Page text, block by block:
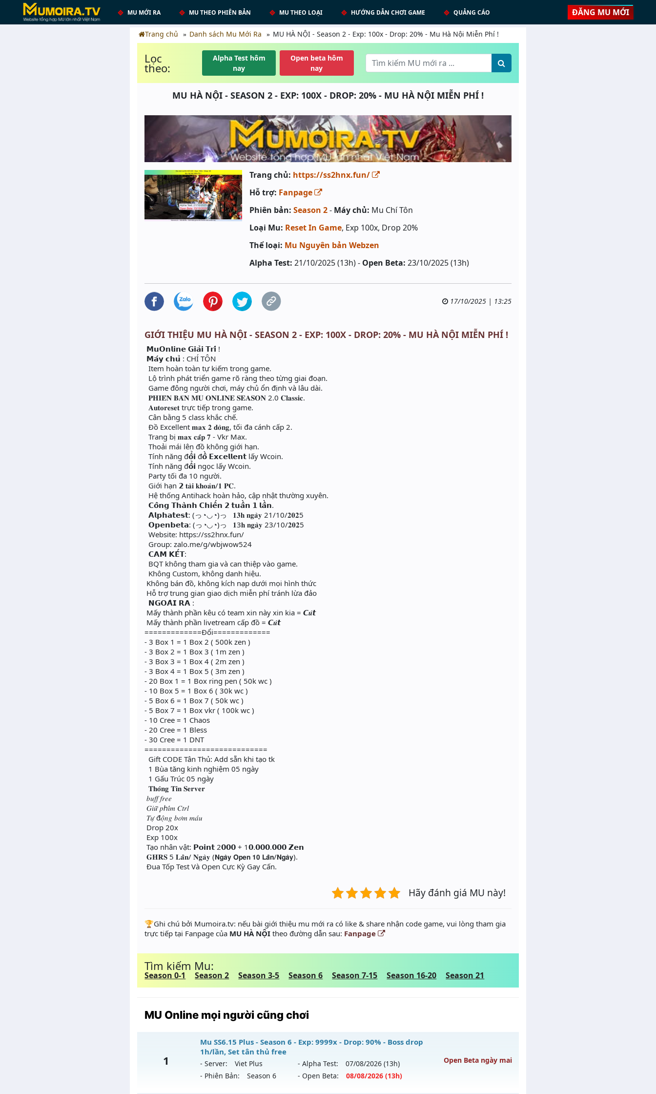
MU MỚI RA MU THEO PHIÊN BẢN MU THEO LOẠI HƯỚNG DẪN CHƠI GAME QUẢNG CÁO ĐĂNG MU MỚI
Trang chủ Danh sách Mu Mới Ra MU HÀ NỘI - Season 2 - Exp: 100x - Drop: 20% - Mu Hà Nội Miễn Phí !
Lọc
theo:
Alpha Test hôm
nay
Open beta hôm
nay
MU HÀ NỘI - SEASON 2 - EXP: 100X - DROP: 20% - MU HÀ NỘI MIỄN PHÍ !
Trang chủ: https://ss2hnx.fun/
Hỗ trợ: Fanpage
Phiên bản: Season 2- Máy chủ: Mu Chí Tôn
Loại Mu: Reset In Game, Exp 100x, Drop 20%
Thể loại: Mu Nguyên bản Webzen
Alpha Test: 21/10/2025 (13h) - Open Beta: 23/10/2025 (13h)
17/10/2025 | 13:25
GIỚI THIỆU MU HÀ NỘI - SEASON 2 - EXP: 100X - DROP: 20% - MU HÀ NỘI MIỄN PHÍ !
𝗠𝘂𝗢𝗻𝗹𝗶𝗻𝗲 𝗚𝗶𝗮̉𝗶 𝗧𝗿𝗶́ !
𝗠𝗮́𝘆 𝗰𝗵𝘂̉ : CHÍ TÔN
Item hoàn toàn tự kiếm trong game.
Lộ trình phát triển game rõ ràng theo từng giai đoạn.
Game đông người chơi, máy chủ ổn định và lâu dài.
𝐏𝐇𝐈𝐄̂𝐍 𝐁𝐀̉𝐍 𝐌𝐔 𝐎𝐍𝐋𝐈𝐍𝐄 𝐒𝐄𝐀𝐒𝐎𝐍 2.0 𝐂𝐥𝐚𝐬𝐬𝐢𝐜.
𝐀𝐮𝐭𝐨𝐫𝐞𝐬𝐞𝐭 trực tiếp trong game.
Cân bằng 5 class khắc chế.
Đồ Excellent 𝐦𝐚𝐱 𝟐 𝐝𝐨̀𝐧𝐠, tối đa cánh cấp 2.
Trang bị 𝐦𝐚𝐱 𝐜𝐚̂́𝐩 𝟕 - Vkr Max.
Thoải mái lên đồ không giới hạn.
Tính năng đ𝗼̂̉𝗶 đ𝗼̂̀ 𝗘𝘅𝗰𝗲𝗹𝗹𝗲𝗻𝘁 lấy Wcoin.
Tính năng đ𝗼̂̉𝗶 ngọc lấy Wcoin.
Party tối đa 10 người.
Giới hạn 𝟮 𝐭𝐚̀𝐢 𝐤𝐡𝐨𝐚̉𝐧/𝟏 𝐏𝐂.
Hệ thống Antihack hoàn hảo, cập nhật thường xuyên.
𝗖𝗼̂𝗻𝗴 𝗧𝗵𝗮̀𝗻𝗵 𝗖𝗵𝗶𝗲̂́𝗻 𝟮 𝘁𝘂𝗮̂̀𝗻 𝟭 𝗹𝗮̂̀𝗻.
𝗔𝗹𝗽𝗵𝗮𝘁𝗲𝘀𝘁: (っ◔◡◔)っ 𝟏𝟑𝐡 𝐧𝐠𝐚̀𝐲 21/10/𝟐𝟎𝟐5
𝗢𝗽𝗲𝗻𝗯𝗲𝘁𝗮: (っ◔◡◔)っ 𝟏3𝐡 𝐧𝐠𝐚̀𝐲 23/10/𝟐𝟎𝟐5
Website: https://ss2hnx.fun/
Group: zalo.me/g/wbjwow524
𝗖𝗔𝗠 𝗞𝗘̂́𝗧:
BQT không tham gia và can thiệp vào game.
Không Custom, không danh hiệu.
Không bán đồ, không kích nạp dưới mọi hình thức
Hỗ trợ trung gian giao dịch miễn phí tránh lừa đảo
𝗡𝗚𝗢𝗔̀𝗜 𝗥𝗔 :
Mấy thành phần kêu có team xin này xin kia = 𝘾𝒖́𝙩
Mấy thành phần livetream cấp đồ = 𝘾𝒖́𝙩
=============Đổi=============
- 3 Box 1 = 1 Box 2 ( 500k zen )
- 3 Box 2 = 1 Box 3 ( 1m zen )
- 3 Box 3 = 1 Box 4 ( 2m zen )
- 3 Box 4 = 1 Box 5 ( 3m zen )
- 20 Box 1 = 1 Box ring pen ( 50k wc )
- 10 Box 5 = 1 Box 6 ( 30k wc )
- 5 Box 6 = 1 Box 7 ( 50k wc )
- 5 Box 7 = 1 Box vkr ( 100k wc )
- 10 Cree = 1 Chaos
- 20 Cree = 1 Bless
- 30 Cree = 1 DNT
============================
Gift CODE Tân Thủ: Add sẵn khi tạo tk
1 Bùa tăng kinh nghiệm 05 ngày
1 Gấu Trúc 05 ngày
𝐓𝐡𝐨̂𝐧𝐠 𝐓𝐢𝐧 𝐒𝐞𝐫𝐯𝐞𝐫
𝑏𝑢𝑓𝑓 𝑓𝑟𝑒𝑒
𝐺𝑖𝑢̛̃ 𝑝ℎ𝑖́𝑚 𝐶𝑡𝑟𝑙
𝑇𝑢̛̣ đ𝑜̣̂𝑛𝑔 𝑏𝑜̛𝑚 𝑚𝑎́𝑢
Drop 20x
Exp 100x
Tạo nhân vật: 𝗣𝗼𝗶𝗻𝘁 2𝟬𝟬𝟬 + 1𝟬.𝟬𝟬𝟬.𝟬𝟬𝟬 𝗭𝗲𝗻
𝐆𝐇𝐑𝐒 5 𝐋𝐚̂̀𝐧/ 𝐍𝐠𝐚̀𝐲 (𝗡𝗴𝗮̀𝘆 𝗢𝗽𝗲𝗻 𝟭𝟬 𝗟𝗮̂̀𝗻/𝗡𝗴𝗮̀𝘆).
Đua Tốp Test Và Open Cực Kỳ Gay Cấn.
Hãy đánh giá MU này!
️🏆Ghi chú bởi Mumoira.tv: nếu bài giới thiệu mu mới ra có like & share nhận code game, vui lòng tham gia
trực tiếp tại Fanpage của MU HÀ NỘI theo đường dẫn sau: Fanpage
Tìm kiếm Mu:
Season 0-1 Season 2 Season 3-5 Season 6 Season 7-15 Season 16-20 Season 21
MU Online mọi người cũng chơi
1
Mu SS6.15 Plus - Season 6 - Exp: 9999x - Drop: 90% - Boss drop
1h/lần, Set tân thủ free
- Server: Viet Plus - Alpha Test: 07/08/2026 (13h)
- Phiên Bản:
Season 6 - Open Beta: 08/08/2026 (13h)
Open Beta ngày mai